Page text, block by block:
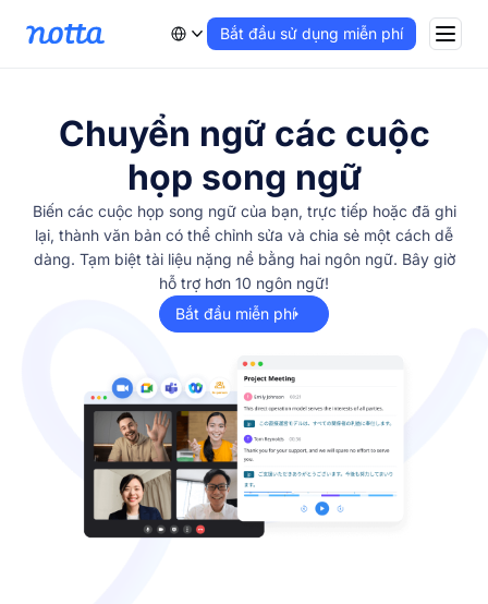
Bắt đầu sử dụng miễn phí
Chuyển ngữ các cuộc
họp song ngữ
Biến các cuộc họp song ngữ của bạn, trực tiếp hoặc đã ghi
lại, thành văn bản có thể chỉnh sửa và chia sẻ một cách dễ
dàng. Tạm biệt tài liệu nặng nề bằng hai ngôn ngữ. Bây giờ
hỗ trợ hơn 10 ngôn ngữ!
Bắt đầu miễn phí